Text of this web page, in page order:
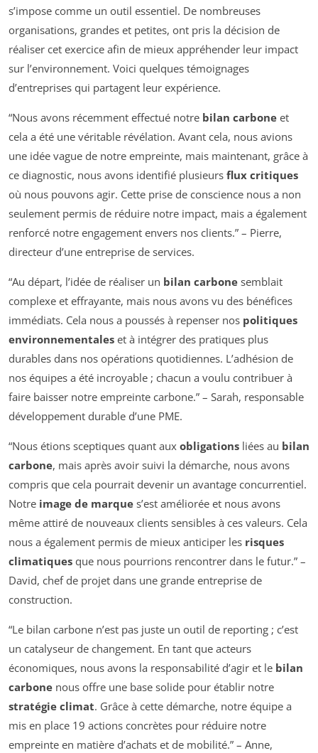
s’impose comme un outil essentiel. De nombreuses
organisations, grandes et petites, ont pris la décision de
réaliser cet exercice afin de mieux appréhender leur impact
sur l’environnement. Voici quelques témoignages
d’entreprises qui partagent leur expérience.
“Nous avons récemment effectué notre bilan carbone et
cela a été une véritable révélation. Avant cela, nous avions
une idée vague de notre empreinte, mais maintenant, grâce à
ce diagnostic, nous avons identifié plusieurs flux critiques
où nous pouvons agir. Cette prise de conscience nous a non
seulement permis de réduire notre impact, mais a également
renforcé notre engagement envers nos clients.” – Pierre,
directeur d’une entreprise de services.
“Au départ, l’idée de réaliser un bilan carbone semblait
complexe et effrayante, mais nous avons vu des bénéfices
immédiats. Cela nous a poussés à repenser nos politiques
environnementales et à intégrer des pratiques plus
durables dans nos opérations quotidiennes. L’adhésion de
nos équipes a été incroyable ; chacun a voulu contribuer à
faire baisser notre empreinte carbone.” – Sarah, responsable
développement durable d’une PME.
“Nous étions sceptiques quant aux obligations liées au bilan
carbone, mais après avoir suivi la démarche, nous avons
compris que cela pourrait devenir un avantage concurrentiel.
Notre image de marque s’est améliorée et nous avons
même attiré de nouveaux clients sensibles à ces valeurs. Cela
nous a également permis de mieux anticiper les risques
climatiques que nous pourrions rencontrer dans le futur.” –
David, chef de projet dans une grande entreprise de
construction.
“Le bilan carbone n’est pas juste un outil de reporting ; c’est
un catalyseur de changement. En tant que acteurs
économiques, nous avons la responsabilité d’agir et le bilan
carbone nous offre une base solide pour établir notre
stratégie climat. Grâce à cette démarche, notre équipe a
mis en place 19 actions concrètes pour réduire notre
empreinte en matière d’achats et de mobilité.” – Anne,